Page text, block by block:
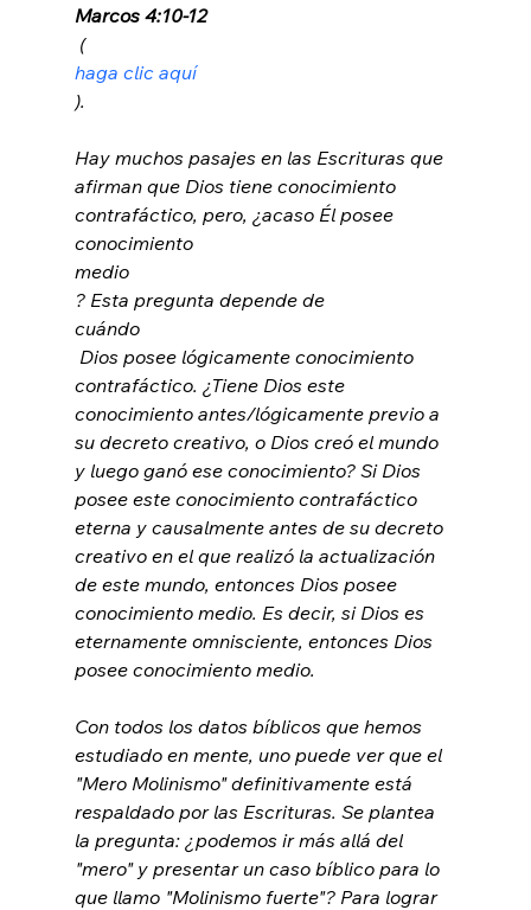
Marcos 4:10-12
(
haga clic aquí
).
Hay muchos pasajes en las Escrituras que
afirman que Dios tiene conocimiento
contrafáctico, pero, ¿acaso Él posee
conocimiento
medio
? Esta pregunta depende de
cuándo
contrafáctico. ¿Tiene Dios este
conocimiento antes/lógicamente previo a
su decreto creativo, o Dios creó el mundo
y luego ganó ese conocimiento? Si Dios
posee este conocimiento contrafáctico
eterna y causalmente antes de su decreto
creativo en el que realizó la actualización
de este mundo, entonces Dios posee
conocimiento medio. Es decir, si Dios es
eternamente omnisciente, entonces Dios
posee conocimiento medio.
Con todos los datos bíblicos que hemos
estudiado en mente, uno puede ver que el
"Mero Molinismo" definitivamente está
respaldado por las Escrituras. Se plantea
la pregunta: ¿podemos ir más allá del
"mero" y presentar un caso bíblico para lo
que llamo "Molinismo fuerte"? Para lograr